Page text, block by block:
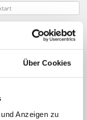
Über Cookies
Anzeigen zu